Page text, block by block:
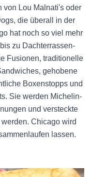
von Lou Malnati's oder
die überall in der
hat noch so viel mehr
zu Dachterrassen-
Fusionen, traditionelle
gehobene
Boxenstopps und
Sie werden Michelin-
und versteckte
Chicago wird
lassen.